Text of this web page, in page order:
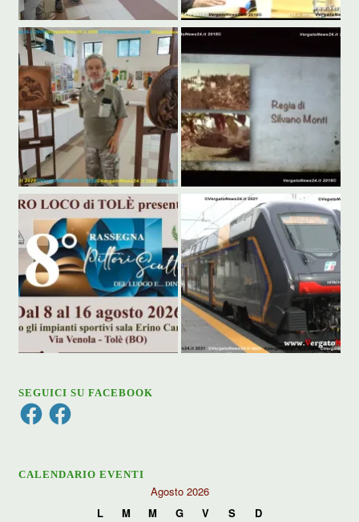
SEGUICI SU FACEBOOK
FacebookFacebook
CALENDARIO EVENTI
Agosto 2026
L
M M G V S
D